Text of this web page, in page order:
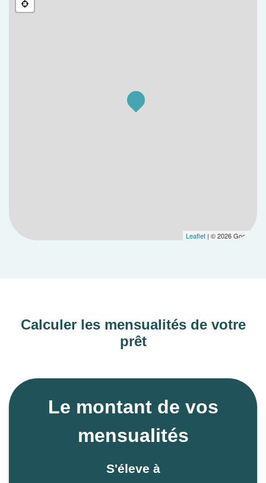
Leaflet | © 2026 Google
Calculer les mensualités de votre
prêt
Le montant de vos
mensualités
S'éleve à